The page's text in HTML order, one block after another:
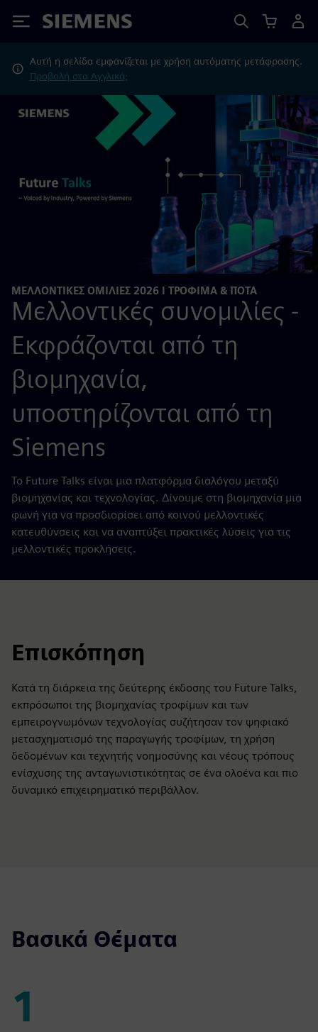
Siemens
Αυτή η σελίδα εμφανίζεται με χρήση αυτόματης μετάφρασης.
Προβολή στα Αγγλικά;
ΜΕΛΛΟΝΤΙΚΈΣ ΟΜΙΛΊΕΣ 2026 I ΤΡΌΦΙΜΑ & ΠΟΤΆ
Μελλοντικές συνομιλίες -
Εκφράζονται από τη
βιομηχανία,
υποστηρίζονται από τη
Siemens
Το Future Talks είναι μια πλατφόρμα διαλόγου μεταξύ
βιομηχανίας και τεχνολογίας. Δίνουμε στη βιομηχανία μια
φωνή για να προσδιορίσει από κοινού μελλοντικές
κατευθύνσεις και να αναπτύξει πρακτικές λύσεις για τις
μελλοντικές προκλήσεις.
Επισκόπηση
Κατά τη διάρκεια της δεύτερης έκδοσης του Future Talks,
εκπρόσωποι της βιομηχανίας τροφίμων και των
εμπειρογνωμόνων τεχνολογίας συζήτησαν τον ψηφιακό
μετασχηματισμό της παραγωγής τροφίμων, τη χρήση
δεδομένων και τεχνητής νοημοσύνης και νέους τρόπους
ενίσχυσης της ανταγωνιστικότητας σε ένα ολοένα και πιο
δυναμικό επιχειρηματικό περιβάλλον.
Βασικά Θέματα
1